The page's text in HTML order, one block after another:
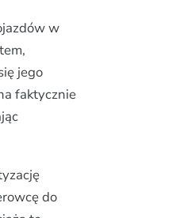
w
jego
faktycznie
do